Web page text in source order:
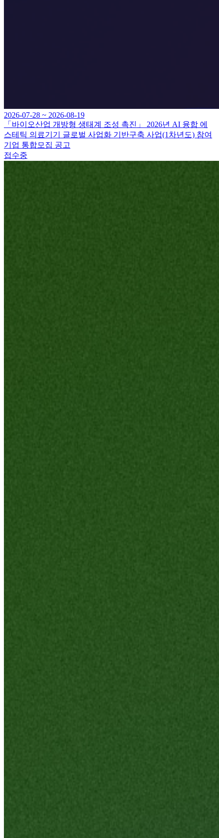
2026-07-28 ~ 2026-08-19
「바이오산업 개방형 생태계 조성 촉진」 2026년 AI 융합 에
스테틱 의료기기 글로벌 사업화 기반구축 사업(1차년도) 참여
기업 통합모집 공고
접수중